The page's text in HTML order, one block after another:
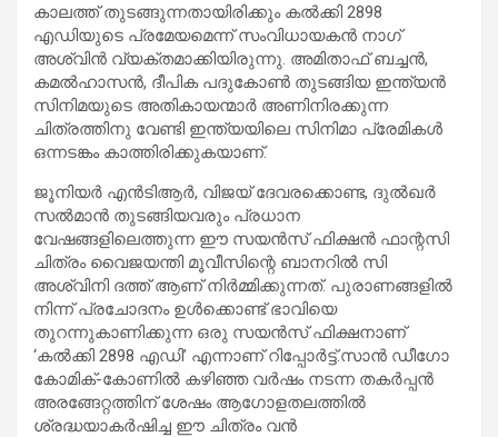
കാലത്ത് തുടങ്ങുന്നതായിരിക്കും കല്‍ക്കി 2898
എഡിയുടെ പ്രമേയമെന്ന് സംവിധായകൻ നാഗ്
അശ്വിൻ വ്യക്തമാക്കിയിരുന്നു. അമിതാഫ് ബച്ചന്‍,
കമല്‍ഹാസന്‍, ദീപിക പദുകോണ്‍ തുടങ്ങിയ ഇന്ത്യന്‍
സിനിമയുടെ അതികായന്മാര്‍ അണിനിരക്കുന്ന
ചിത്രത്തിനു വേണ്ടി ഇന്ത്യയിലെ സിനിമാ പ്രേമികള്‍
ഒന്നടങ്കം കാത്തിരിക്കുകയാണ്.
ജൂനിയര്‍ എന്‍ടിആര്‍, വിജയ് ദേവരക്കൊണ്ട, ദുല്‍ഖര്‍
സല്‍മാന്‍ തുടങ്ങിയവരും പ്രധാന
വേഷങ്ങളിലെത്തുന്ന ഈ സയന്‍സ് ഫിക്ഷന്‍ ഫാന്റസി
ചിത്രം വൈജയന്തി മൂവീസിന്റെ ബാനറില്‍ സി
അശ്വിനി ദത്ത് ആണ് നിര്‍മ്മിക്കുന്നത്. പുരാണങ്ങളില്‍
നിന്ന് പ്രചോദനം ഉള്‍ക്കൊണ്ട് ഭാവിയെ
തുറന്നുകാണിക്കുന്ന ഒരു സയന്‍സ് ഫിക്ഷനാണ്
‘കല്‍ക്കി 2898 എഡി’ എന്നാണ് റിപ്പോര്‍ട്ട്.സാന്‍ ഡീഗോ
കോമിക്-കോണില്‍ കഴിഞ്ഞ വര്‍ഷം നടന്ന തകര്‍പ്പന്‍
അരങ്ങേറ്റത്തിന് ശേഷം ആഗോളതലത്തില്‍
ശ്രദ്ധയാകര്‍ഷിച്ച ഈ ചിത്രം വന്‍